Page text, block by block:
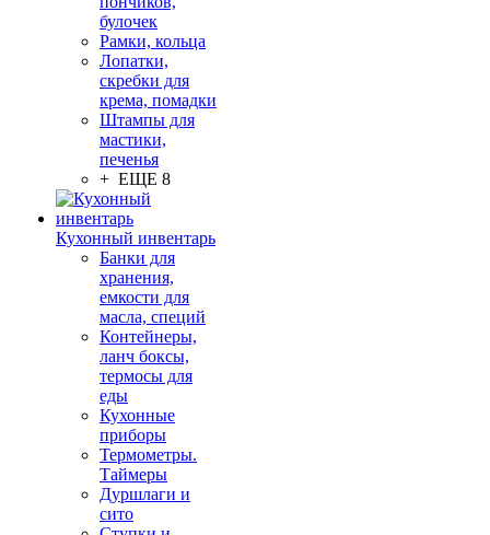
булочек
Рамки, кольца
Лопатки,
скребки для
крема, помадки
Штампы для
мастики,
печенья
+ ЕЩЕ 8
Кухонный инвентарь
Банки для
хранения,
емкости для
масла, специй
Контейнеры,
ланч боксы,
термосы для
еды
Кухонные
приборы
Термометры.
Таймеры
Дуршлаги и
сито